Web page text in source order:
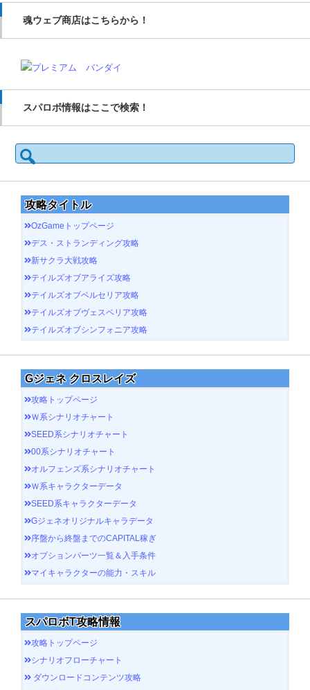
魂ウェブ商店はこちらから！
スパロボ情報はここで検索！
検
索:
攻略タイトル
OzGameトップページ
デス・ストランディング攻略
新サクラ大戦攻略
テイルズオブアライズ攻略
テイルズオブベルセリア攻略
テイルズオブヴェスペリア攻略
テイルズオブシンフォニア攻略
Gジェネ クロスレイズ
攻略トップページ
Ｗ系シナリオチャート
SEED系シナリオチャート
00系シナリオチャート
オルフェンズ系シナリオチャート
Ｗ系キャラクターデータ
SEED系キャラクターデータ
Gジェネオリジナルキャラデータ
序盤から終盤までのCAPITAL稼ぎ
オプションパーツ一覧＆入手条件
マイキャラクターの能力・スキル
スパロボT攻略情報
攻略トップページ
シナリオフローチャート
ダウンロードコンテンツ攻略